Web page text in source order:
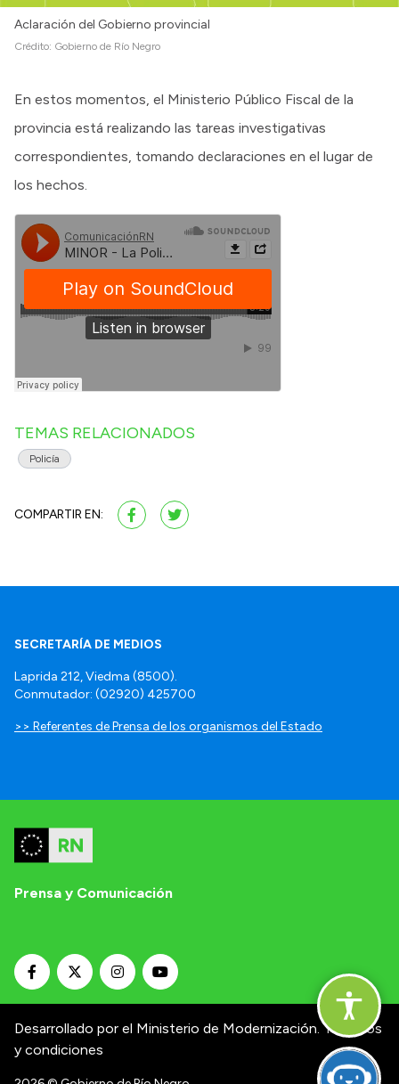
Aclaración del Gobierno provincial
Crédito: Gobierno de Río Negro
En estos momentos, el Ministerio Público Fiscal de la
provincia está realizando las tareas investigativas
correspondientes, tomando declaraciones en el lugar de
los hechos.
TEMAS RELACIONADOS
Policía
COMPARTIR EN:
SECRETARÍA DE MEDIOS
Laprida 212, Viedma (8500).
Conmutador: (02920) 425700
>> Referentes de Prensa de los organismos del Estado
Prensa y Comunicación
Desarrollado por el Ministerio de Modernización. Términos
y condiciones